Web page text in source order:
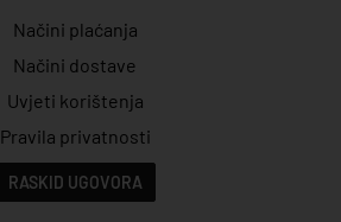
Načini plaćanja
Načini dostave
Uvjeti korištenja
Pravila privatnosti
RASKID UGOVORA